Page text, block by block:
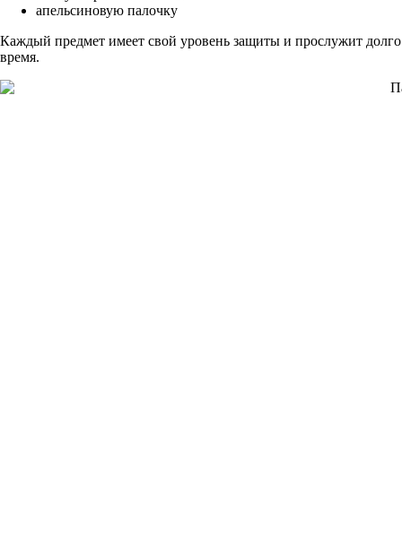
апельсиновую палочку
Каждый предмет имеет свой уровень защиты и прослужит долго
время.